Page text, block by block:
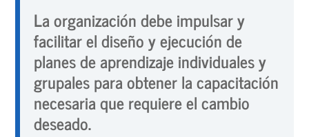
La organización debe impulsar y
facilitar el diseño y ejecución de
planes de aprendizaje individuales y
grupales para obtener la capacitación
necesaria que requiere el cambio
deseado.